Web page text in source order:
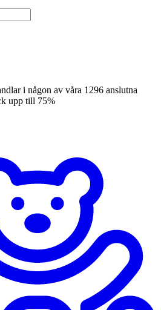
i någon av våra 1296 anslutna
upp till 75%